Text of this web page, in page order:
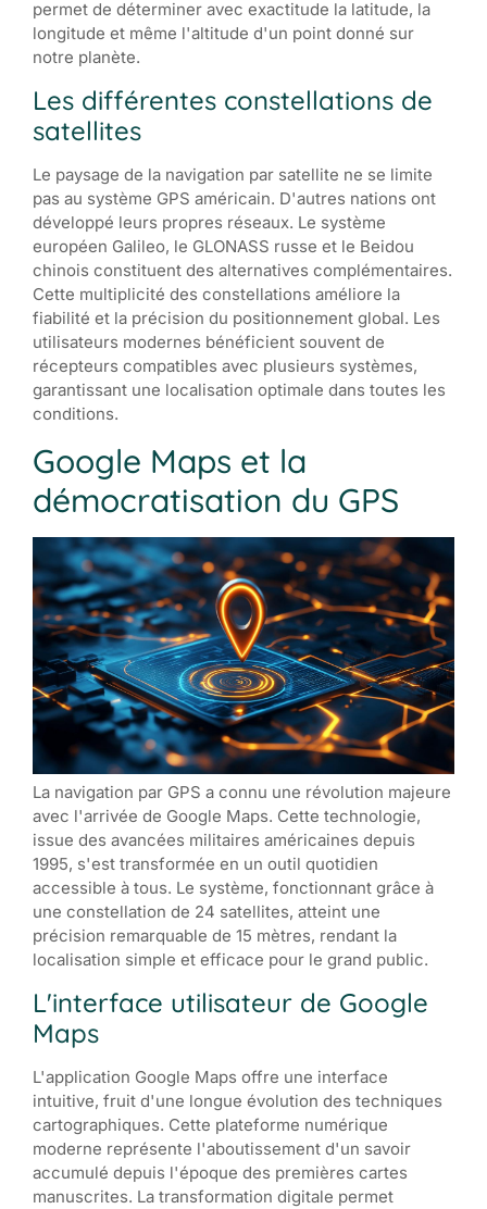
permet de déterminer avec exactitude la latitude, la
longitude et même l'altitude d'un point donné sur
notre planète.
Les différentes constellations de
satellites
Le paysage de la navigation par satellite ne se limite
pas au système GPS américain. D'autres nations ont
développé leurs propres réseaux. Le système
européen Galileo, le GLONASS russe et le Beidou
chinois constituent des alternatives complémentaires.
Cette multiplicité des constellations améliore la
fiabilité et la précision du positionnement global. Les
utilisateurs modernes bénéficient souvent de
récepteurs compatibles avec plusieurs systèmes,
garantissant une localisation optimale dans toutes les
conditions.
Google Maps et la
démocratisation du GPS
La navigation par GPS a connu une révolution majeure
avec l'arrivée de Google Maps. Cette technologie,
issue des avancées militaires américaines depuis
1995, s'est transformée en un outil quotidien
accessible à tous. Le système, fonctionnant grâce à
une constellation de 24 satellites, atteint une
précision remarquable de 15 mètres, rendant la
localisation simple et efficace pour le grand public.
L'interface utilisateur de Google
Maps
L'application Google Maps offre une interface
intuitive, fruit d'une longue évolution des techniques
cartographiques. Cette plateforme numérique
moderne représente l'aboutissement d'un savoir
accumulé depuis l'époque des premières cartes
manuscrites. La transformation digitale permet